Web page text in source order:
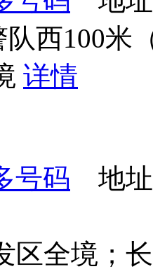
西100米
详情
号码 地址
区全境；